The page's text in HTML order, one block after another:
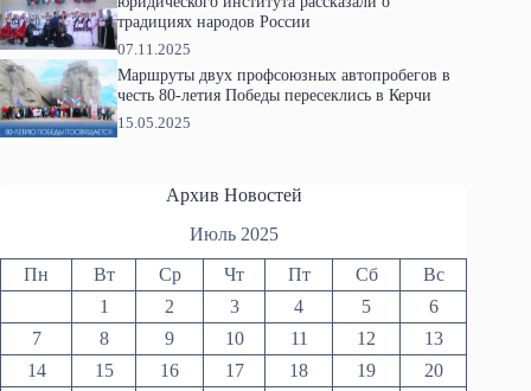
традициях народов России
07.11.2025
Маршруты двух профсоюзных автопробегов в
честь 80-летия Победы пересеклись в Керчи
15.05.2025
Архив Новостей
Июль 2025
Пн Вт Ср Чт Пт Сб
Вс
1
2 3 4 5
6
7
8 9 10 11 12
13
14
15 16 17 18 19
20